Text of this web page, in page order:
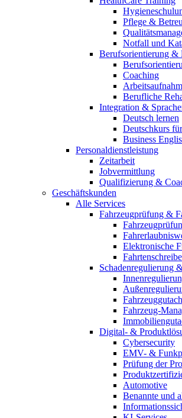
Pflege &
Notfall und
Berufsorientierung &
Coaching
Berufliche
Integration &
Deutsch lernen
Deutschkurs
Business
Personaldienstleistung
Zeitarbeit
Jobvermittlung
Qualifizierung &
Geschäftskunden
Alle Services
Fahrzeugprüfung &
Elektronische
Schadenregulierung
Fahrzeug-
Digital- &
Cybersecurity
EMV- &
Prüfung der
Automotive
Benannte und